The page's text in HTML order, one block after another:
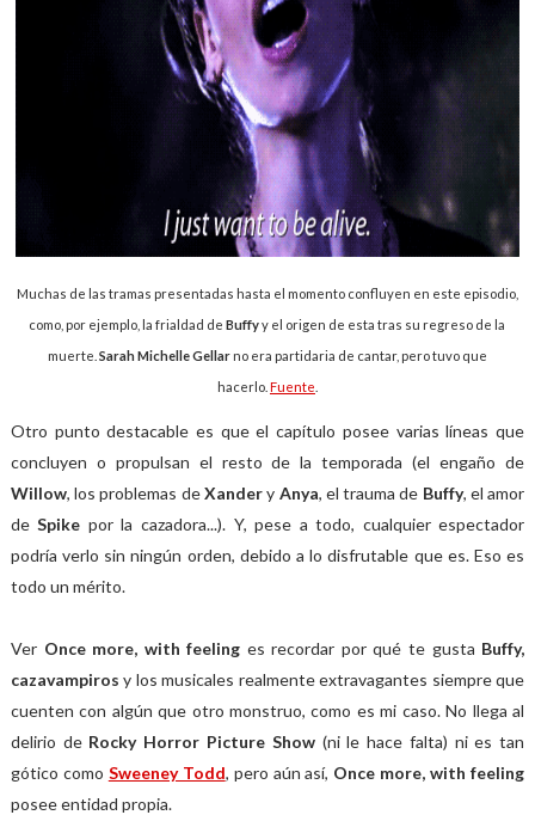
Muchas de las tramas presentadas hasta el momento confluyen en este episodio,
como, por ejemplo, la frialdad deBuffyy el origen de esta tras su regreso de la
muerte. Sarah Michelle Gellar no era partidaria de cantar, pero tuvo que
hacerlo. Fuente
Otro punto destacable es que el capítulo posee varias líneas que
concluyen o propulsan el resto de la temporada (el engaño de
Willow, los problemas deXandery Anya, el trauma de Buffy, el amor
deSpike por la cazadora...). Y, pese a todo, cualquier espectador
podría verlo sin ningún orden, debido a lo disfrutable que es. Eso es
todo un mérito.
Ver Once more, with feeling es recordar por qué te gusta Buffy,
cazavampiros y los musicales realmente extravagantes siempre que
cuenten con algún que otro monstruo, como es mi caso. No llega al
delirio de Rocky Horror Picture Show(ni le hace falta) ni es tan
gótico como Sweeney Todd, pero aún así, Once more, with feeling
posee entidad propia.